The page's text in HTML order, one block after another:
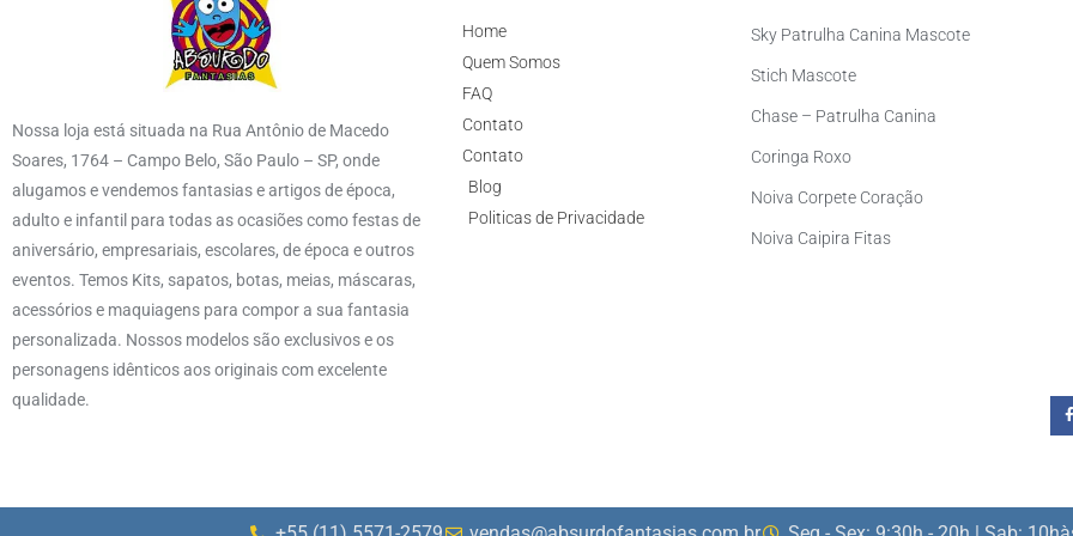
Nossa loja está situada na Rua Antônio de Macedo
Soares, 1764 – Campo Belo, São Paulo – SP, onde
alugamos e vendemos fantasias e artigos de época,
adulto e infantil para todas as ocasiões como festas de
aniversário, empresariais, escolares, de época e outros
eventos. Temos Kits, sapatos, botas, meias, máscaras,
acessórios e maquiagens para compor a sua fantasia
personalizada. Nossos modelos são exclusivos e os
personagens idênticos aos originais com excelente
qualidade.
Home
Quem Somos
FAQ
Contato
Contato
Blog
Politicas de Privacidade
Sky Patrulha Canina Mascote
Stich Mascote
Chase – Patrulha Canina
Coringa Roxo
Noiva Corpete Coração
Noiva Caipira Fitas